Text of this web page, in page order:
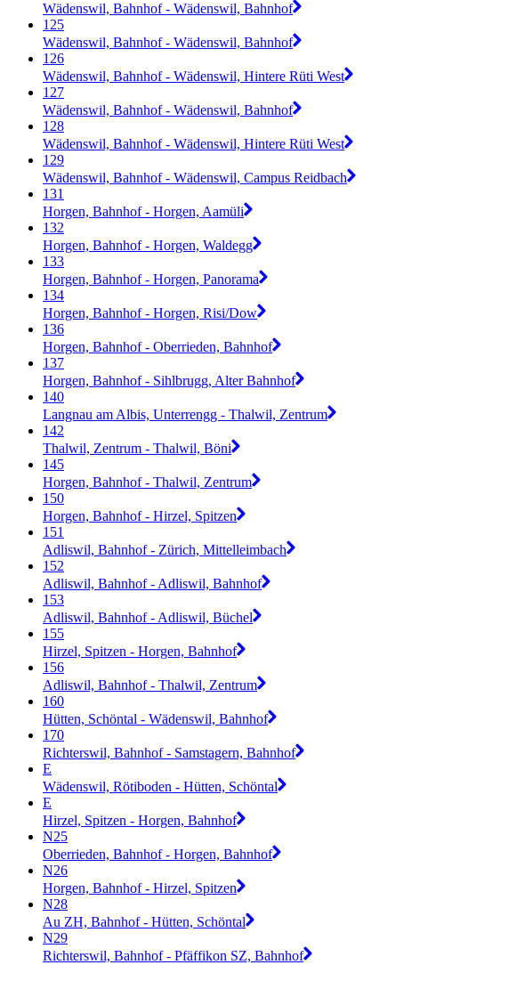
Wädenswil, Bahnhof - Wädenswil, Bahnhof
125
Wädenswil, Bahnhof - Wädenswil, Bahnhof
126
Wädenswil, Bahnhof - Wädenswil, Hintere Rüti West
127
Wädenswil, Bahnhof - Wädenswil, Bahnhof
128
Wädenswil, Bahnhof - Wädenswil, Hintere Rüti West
129
Wädenswil, Bahnhof - Wädenswil, Campus Reidbach
131
Horgen, Bahnhof - Horgen, Aamüli
132
Horgen, Bahnhof - Horgen, Waldegg
133
Horgen, Bahnhof - Horgen, Panorama
134
Horgen, Bahnhof - Horgen, Risi/Dow
136
Horgen, Bahnhof - Oberrieden, Bahnhof
137
Horgen, Bahnhof - Sihlbrugg, Alter Bahnhof
140
Langnau am Albis, Unterrengg - Thalwil, Zentrum
142
Thalwil, Zentrum - Thalwil, Böni
145
Horgen, Bahnhof - Thalwil, Zentrum
150
Horgen, Bahnhof - Hirzel, Spitzen
151
Adliswil, Bahnhof - Zürich, Mittelleimbach
152
Adliswil, Bahnhof - Adliswil, Bahnhof
153
Adliswil, Bahnhof - Adliswil, Büchel
155
Hirzel, Spitzen - Horgen, Bahnhof
156
Adliswil, Bahnhof - Thalwil, Zentrum
160
Hütten, Schöntal - Wädenswil, Bahnhof
170
Richterswil, Bahnhof - Samstagern, Bahnhof
E
Wädenswil, Rötiboden - Hütten, Schöntal
E
Hirzel, Spitzen - Horgen, Bahnhof
N25
Oberrieden, Bahnhof - Horgen, Bahnhof
N26
Horgen, Bahnhof - Hirzel, Spitzen
N28
Au ZH, Bahnhof - Hütten, Schöntal
N29
Richterswil, Bahnhof - Pfäffikon SZ, Bahnhof